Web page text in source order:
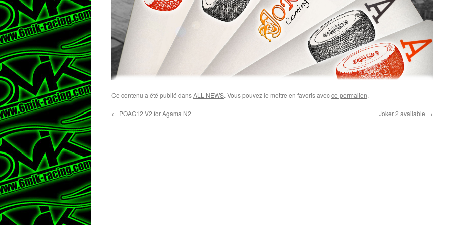
Ce contenu a été publié dansALL NEWS. Vous pouvez le mettre en favoris avecce permalien.
← POAG12 V2 for Agama N2 Joker 2 available →